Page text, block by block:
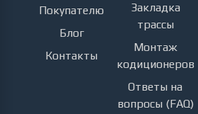
Покупателю
Блог
Контакты
Закладка
трассы
Монтаж
кодиционеров
Ответы на
вопросы (FAQ)